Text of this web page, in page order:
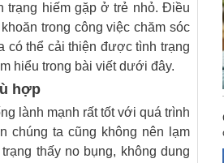
trạng hiếm gặp ở trẻ nhỏ. Điều
trong công việc chăm sóc
có thể cải thiện được tình trạng
hiểu trong bài viết dưới đây.
hợp
lành mạnh rất tốt với quá trình
chúng ta cũng không nên lạm
thấy no bụng, không dung